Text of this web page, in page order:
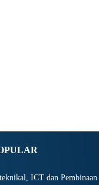
ICT dan Pembinaan